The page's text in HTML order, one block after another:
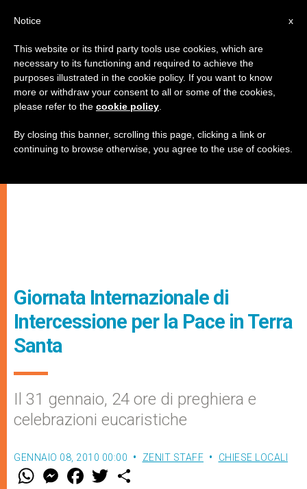
Giornata Internazionale di
Intercessione per la Pace in Terra
Santa
Il 31 gennaio, 24 ore di preghiera e
celebrazioni eucaristiche
GENNAIO 08, 2010 00:00 ZENIT STAFF CHIESE LOCALI
W M
e
F
a w
x
Notice
This website or its third party tools use cookies, which are
necessary to its functioning and required to achieve the
purposes illustrated in the cookie policy. If you want to know
more or withdraw your consent to all or some of the cookies,
please refer to the cookie policy
By closing this banner, scrolling this page, clicking a link or
continuing to browse otherwise, you agree to the use of cookies.